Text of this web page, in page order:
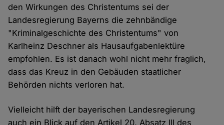
den Wirkungen des Christentums sei der
Landesregierung Bayerns die zehnbändige
"Kriminalgeschichte des Christentums" von
Karlheinz Deschner als Hausaufgabenlektüre
empfohlen. Es ist danach wohl nicht mehr fraglich,
dass das Kreuz in den Gebäuden staatlicher
Behörden nichts verloren hat.
Vielleicht hilft der bayerischen Landesregierung
auch ein Blick auf den Artikel 20, Absatz III des